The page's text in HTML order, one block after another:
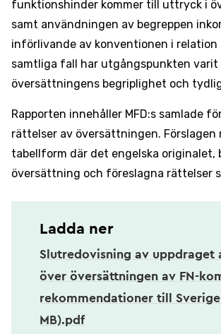
funktionshinder kommer till uttryck i
samt användningen av begreppen
införlivande av konventionen i relation
samtliga fall har utgångspunkten
översättningens begriplighet och
Rapporten innehåller MFD:s samlade
rättelser av översättningen. Förslagen
tabellform där det engelska originalet,
översättning och föreslagna rättelser
Ladda ner
Slutredovisning av uppdraget
över översättningen av FN-
rekommendationer till Sverige
MB).pdf